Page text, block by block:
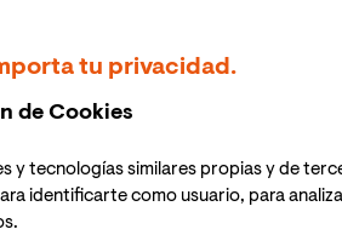
coexistencia del
el autismo?
es posible observar una serie
con síndrome de Down que nos
tu privacidad.
de Cookies
y tecnologías similares propias y de
identificarte como usuario, para